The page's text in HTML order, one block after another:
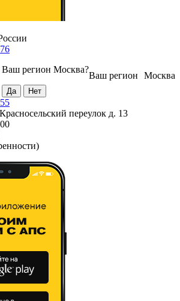
Москва
Ваш регион
Ваш регион Москва?
переулок д. 13